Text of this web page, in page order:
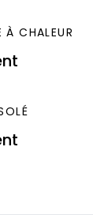
À CHALEUR